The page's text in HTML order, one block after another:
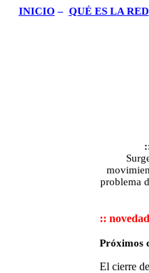
INICIO – QUÉ ES LA RED
problema
::
Próximos
El cierre de